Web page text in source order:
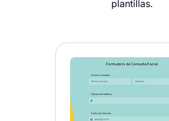
plantillas.